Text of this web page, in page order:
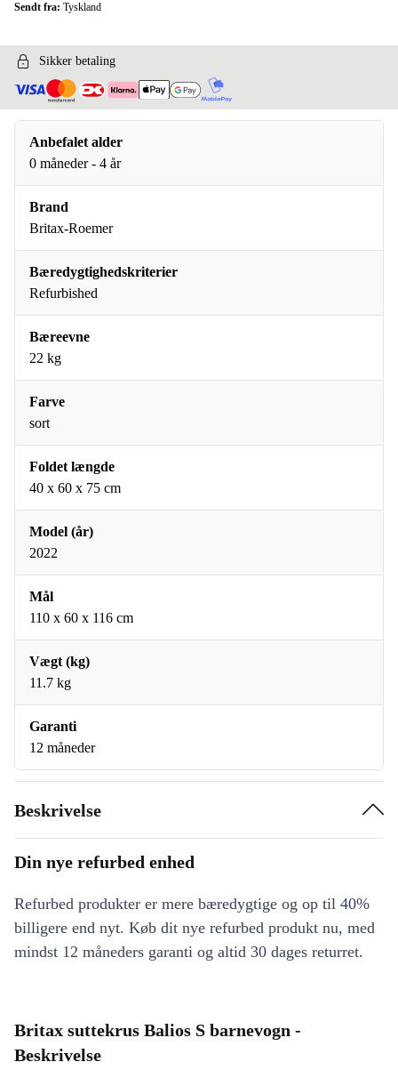
Sendt fra: Tyskland
Sikker betaling
Anbefalet alder
0 måneder - 4 år
Brand
Britax-Roemer
Bæredygtighedskriterier
Refurbished
Bæreevne
22 kg
Farve
sort
Foldet længde
40 x 60 x 75 cm
Model (år)
2022
Mål
110 x 60 x 116 cm
Vægt (kg)
11.7 kg
Garanti
12 måneder
Beskrivelse
Din nye refurbed enhed
Refurbed produkter er mere bæredygtige og op til 40%
billigere end nyt. Køb dit nye refurbed produkt nu, med
mindst 12 måneders garanti og altid 30 dages returret.
Britax suttekrus Balios S barnevogn -
Beskrivelse